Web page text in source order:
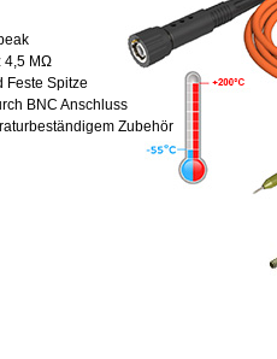
4,5 MΩ
Feste Spitze
BNC Anschluss
Zubehör